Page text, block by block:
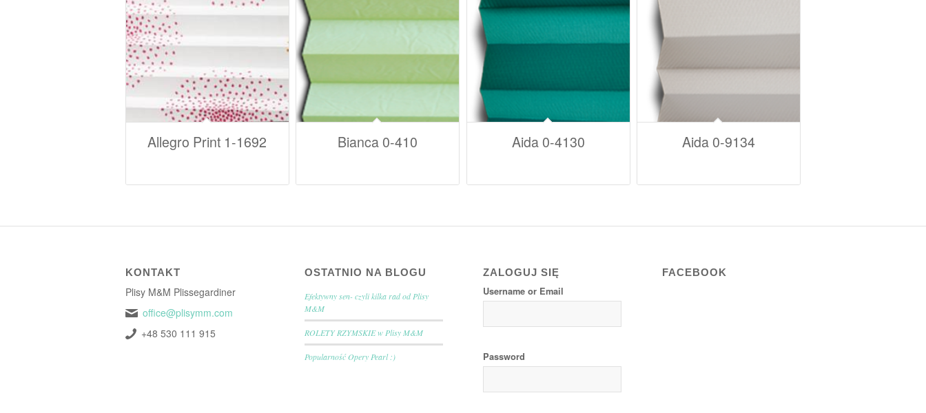
Allegro Print 1-1692 Bianca 0-410 Aida 0-4130 Aida 0-9134
KONTAKT
Plisy M&M Plissegardiner
office@plisymm.com
+48 530 111 915
OSTATNIO NA BLOGU
Efektywny sen- czyli kilka rad od Plisy
M&M
ROLETY RZYMSKIE w Plisy M&M
Popularność Opery Pearl :)
ZALOGUJ SIĘ
Username or Email
Password
FACEBOOK